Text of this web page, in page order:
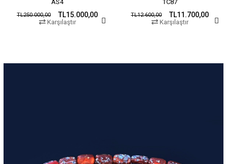
AS4
TL15.000,00
TL250.000,00
Karşılaştır
TC87
TL11.700,00
TL12.600,00
Karşılaştır